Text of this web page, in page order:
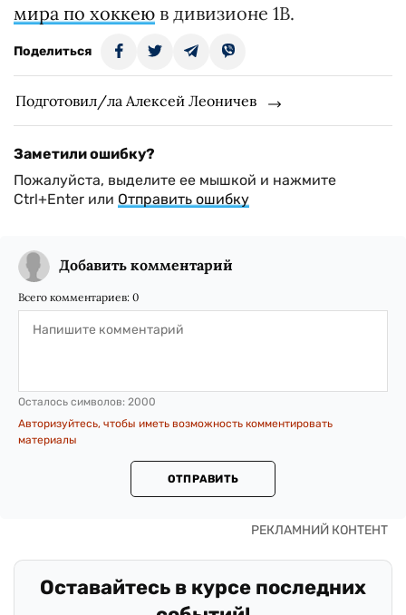
мира по хоккею в дивизионе 1B.
Поделиться
Подготовил/ла Алексей Леоничев
Заметили ошибку?
Пожалуйста, выделите ее мышкой и нажмите
Ctrl+Enter или Отправить ошибку
Добавить комментарий
Всего комментариев: 0
Осталось символов: 2000
Авторизуйтесь, чтобы иметь возможность комментировать
материалы
ОТПРАВИТЬ
Оставайтесь в курсе последних